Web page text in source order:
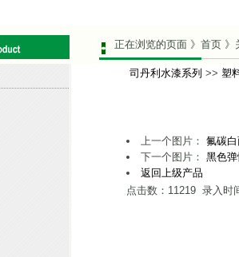
正在浏览的页面 》首页 》
司丹利水漆系列 >> 塑
上一个图片： 氟碳
下一个图片： 黑色
返回上级产品
点击数：11219 录入时